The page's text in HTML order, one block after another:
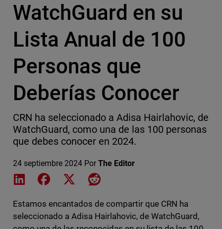
WatchGuard en su
Lista Anual de 100
Personas que
Deberías Conocer
CRN ha seleccionado a Adisa Hairlahovic, de
WatchGuard, como una de las 100 personas
que debes conocer en 2024.
24 septiembre 2024 Por The Editor
Share on LinkedIn
Share on Facebook
Share on XShare on Reddit
Estamos encantados de compartir que CRN ha
seleccionado a Adisa Hairlahovic, de WatchGuard,